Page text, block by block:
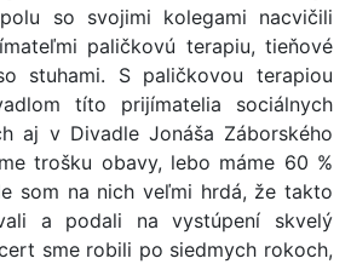
so svojimi kolegami nacvičili
paličkovú terapiu, tieňové
stuhami. S paličkovou terapiou
títo prijímatelia sociálnych
aj v Divadle Jonáša Záborského
trošku obavy, lebo máme 60 %
som na nich veľmi hrdá, že takto
a podali na vystúpení skvelý
sme robili po siedmych rokoch,